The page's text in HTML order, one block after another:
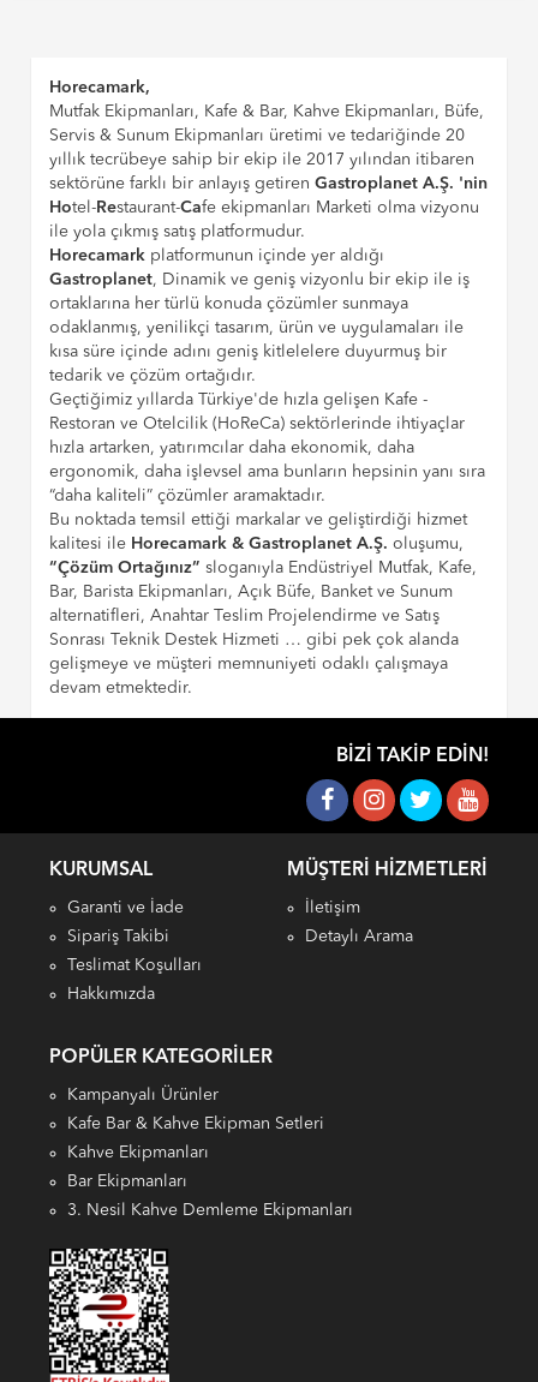
Horecamark,
Mutfak Ekipmanları, Kafe & Bar, Kahve Ekipmanları, Büfe,
Servis & Sunum Ekipmanları üretimi ve tedariğinde 20
yıllık tecrübeye sahip bir ekip ile 2017 yılından itibaren
sektörüne farklı bir anlayış getirenGastroplanet A.Ş. 'nin
Hotel-Restaurant-Cafe ekipmanları Marketi olma vizyonu
ile yola çıkmış satış platformudur.
Horecamark platformunun içinde yer aldığı
Gastroplanet, Dinamik ve geniş vizyonlu bir ekip ile iş
ortaklarına her türlü konuda çözümler sunmaya
odaklanmış, yenilikçi tasarım, ürün ve uygulamaları ile
kısa süre içinde adını geniş kitlelelere duyurmuş bir
tedarik ve çözüm ortağıdır.
Geçtiğimiz yıllarda Türkiye'de hızla gelişen Kafe -
Restoran ve Otelcilik (HoReCa) sektörlerinde ihtiyaçlar
hızla artarken, yatırımcılar daha ekonomik, daha
ergonomik, daha işlevsel ama bunların hepsinin yanı sıra
“daha kaliteli” çözümler aramaktadır.
Bu noktada temsil ettiği markalar ve geliştirdiği hizmet
kalitesi ile Horecamark & Gastroplanet A.Ş. oluşumu,
“Çözüm Ortağınız” sloganıyla Endüstriyel Mutfak, Kafe,
Bar, Barista Ekipmanları, Açık Büfe, Banket ve Sunum
alternatifleri, Anahtar Teslim Projelendirme ve Satış
Sonrası Teknik Destek Hizmeti … gibi pek çok alanda
gelişmeye ve müşteri memnuniyeti odaklı çalışmaya
devam etmektedir.
BIZI TAKIP EDIN!
KURUMSAL
Garanti ve İade
Sipariş Takibi
Teslimat Koşulları
Hakkımızda
MÜŞTERI HIZMETLERI
İletişim
Detaylı Arama
POPÜLER KATEGORILER
Kampanyalı Ürünler
Kafe Bar & Kahve Ekipman Setleri
Kahve Ekipmanları
Bar Ekipmanları
3. Nesil Kahve Demleme Ekipmanları